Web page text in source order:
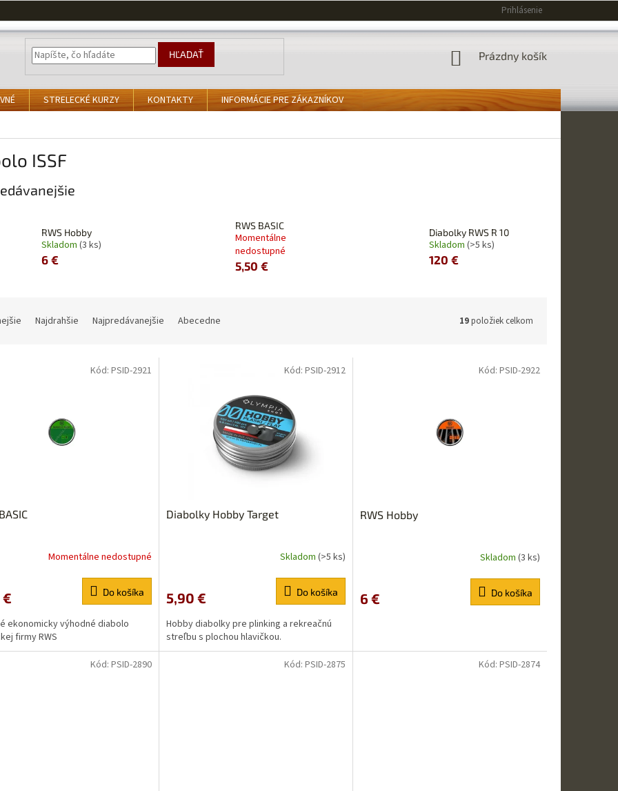
Prihlásenie
HĽADAŤ
NÁKUPNÝ
Prázdny košík
STRELECKÉ KURZY KONTAKTY
INFORMÁCIE PRE ZÁKAZNÍKOV
ISSF
RWS Hobby
Skladom (3 ks)
6 €
RWS BASIC
Momentálne
nedostupné
5,50 €
Diabolky RWS R 10
Skladom (>5 ks)
120 €
Najdrahšie Najpredávanejšie Abecedne 19položiek celkom
Momentálne nedostupné
€ Do košíka
ekonomicky výhodné diabolo
firmy RWS
Kód: PSID-2921
Diabolky Hobby Target
je
z
5
hviezdičiek.
Skladom (>5 ks)
5,90 € Do košíka
Hobby diabolky pre plinking a rekreačnú
streľbu s plochou hlavičkou.
Kód: PSID-2912
RWS Hobby
Skladom (3 ks)
6 € Do košíka
Kód: PSID-2922
Kód: PSID-2890 Kód: PSID-2875 Kód: PSID-2874